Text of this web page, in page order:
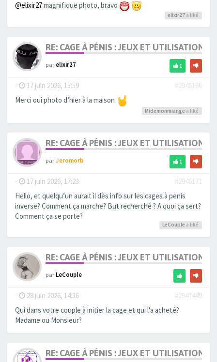
@elixir27magnifique photo, bravo
elixir27 a liké
RE: CAGE À PÉNIS : JEUX ET UTILISATION,
parelixir27 1
- 17 juin 2026, 15:59
#2946166
Merci oui photo d’hier à la maison
Midemonmiange a liké
RE: CAGE À PÉNIS : JEUX ET UTILISATION,
parJeromorb 1
- 17 juin 2026, 17:23
#2946171
Hello, et quelqu’un aurait il dès info sur les cages à penis
inverse? Comment ça marche? But recherché ? A quoi ça sert?
Comment ça se porte?
LeCouple a liké
RE: CAGE À PÉNIS : JEUX ET UTILISATION,
parLeCouple
- 28 juin 2026, 14:36
#2947449
Qui dans votre couple à initier la cage et qui l'a acheté?
Madame ou Monsieur?
RE: CAGE À PÉNIS : JEUX ET UTILISATION,